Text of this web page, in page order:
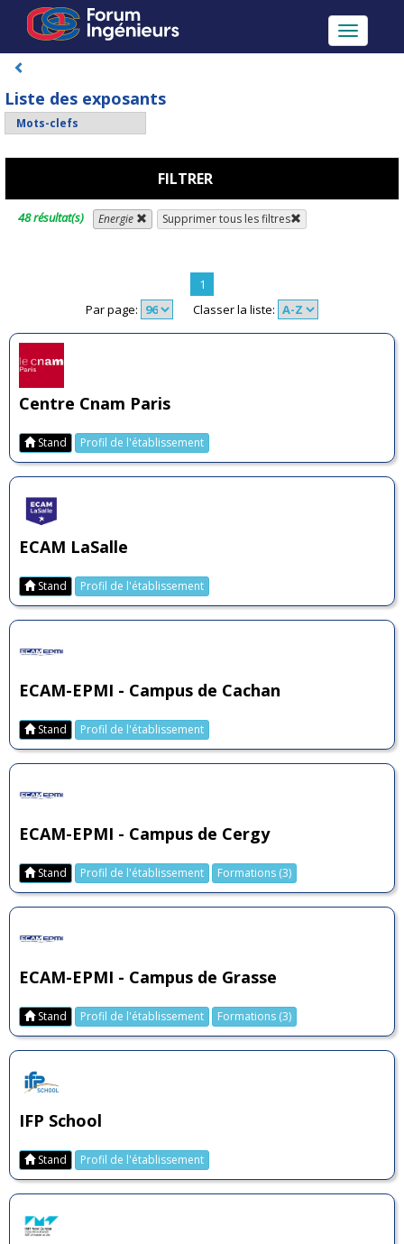
Toggle
navigation
Liste des exposants
FILTRER
48 résultat(s) Energie Supprimer tous les filtres
1
Par page:
Classer la liste:
Centre Cnam Paris
Stand Profil de l'établissement
ECAM LaSalle
Stand Profil de l'établissement
ECAM-EPMI - Campus de Cachan
Stand Profil de l'établissement
ECAM-EPMI - Campus de Cergy
Stand Profil de l'établissement Formations (3)
ECAM-EPMI - Campus de Grasse
Stand Profil de l'établissement Formations (3)
IFP School
Stand Profil de l'établissement